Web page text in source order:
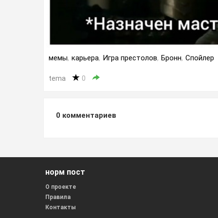
мемы, карьера, Игра престолов, Бронн, Спойлер
tema 0
0 комментариев
норм пост
О проекте
Правила
Контакты